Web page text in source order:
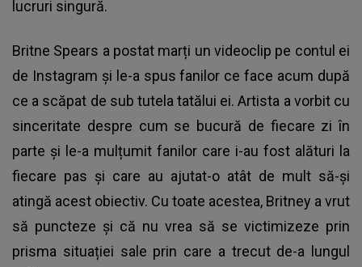
lucruri singură.
Britne Spears a postat marți un videoclip pe contul ei
de Instagram și le-a spus fanilor ce face acum după
ce a scăpat de sub tutela tatălui ei. Artista a vorbit cu
sinceritate despre cum se bucură de fiecare zi în
parte și le-a mulțumit fanilor care i-au fost alături la
fiecare pas și care au ajutat-o atât de mult să-și
atingă acest obiectiv. Cu toate acestea, Britney a vrut
să puncteze și că nu vrea să se victimizeze prin
prisma situației sale prin care a trecut de-a lungul